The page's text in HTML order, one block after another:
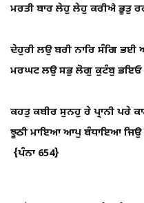
ਮਰਤੀ ਬਾਰ ਲੇਹੁ ਲੇਹੁ ਕਰੀਐ ਭੂਤੁ
ਦੇਹੁਰੀ ਲਉ ਬਰੀ ਨਾਰਿ ਸੰਗਿ
ਮਰਘਟ ਲਉ ਸਭੁ ਲੋਗੁ ਕੁਟੰਬੁ
ਕਹਤੁ ਕਬੀਰ ਸੁਨਹੁ ਰੇ ਪ੍ਰਾਨੀ ਪਰੇ
ਝੂਠੀ ਮਾਇਆ ਆਪੁ ਬੰਧਾਇਆ ਜਿਉ
{ਪੰਨਾ 654}